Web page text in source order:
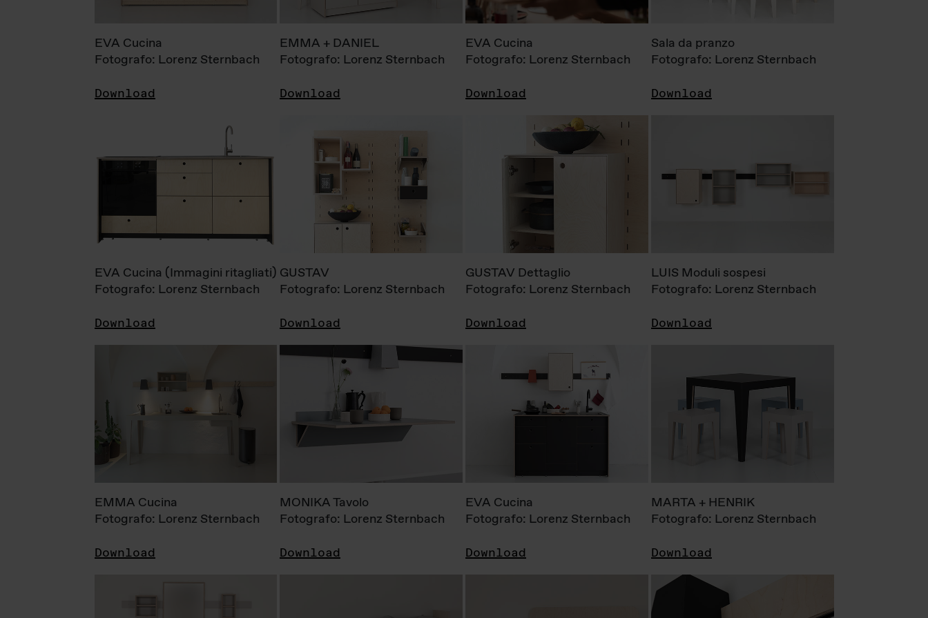
EVA Cucina
Fotografo: Lorenz Sternbach
Download
EMMA + DANIEL
Fotografo: Lorenz Sternbach
Download
EVA Cucina
Fotografo: Lorenz Sternbach
Download
Sala da pranzo
Fotografo: Lorenz Sternbach
Download
EVA Cucina (Immagini ritagliati)
Fotografo: Lorenz Sternbach
Download
GUSTAV
Fotografo: Lorenz Sternbach
Download
GUSTAV Dettaglio
Fotografo: Lorenz Sternbach
Download
LUIS Moduli sospesi
Fotografo: Lorenz Sternbach
Download
EMMA Cucina
Fotografo: Lorenz Sternbach
Download
MONIKA Tavolo
Fotografo: Lorenz Sternbach
Download
EVA Cucina
Fotografo: Lorenz Sternbach
Download
MARTA + HENRIK
Fotografo: Lorenz Sternbach
Download